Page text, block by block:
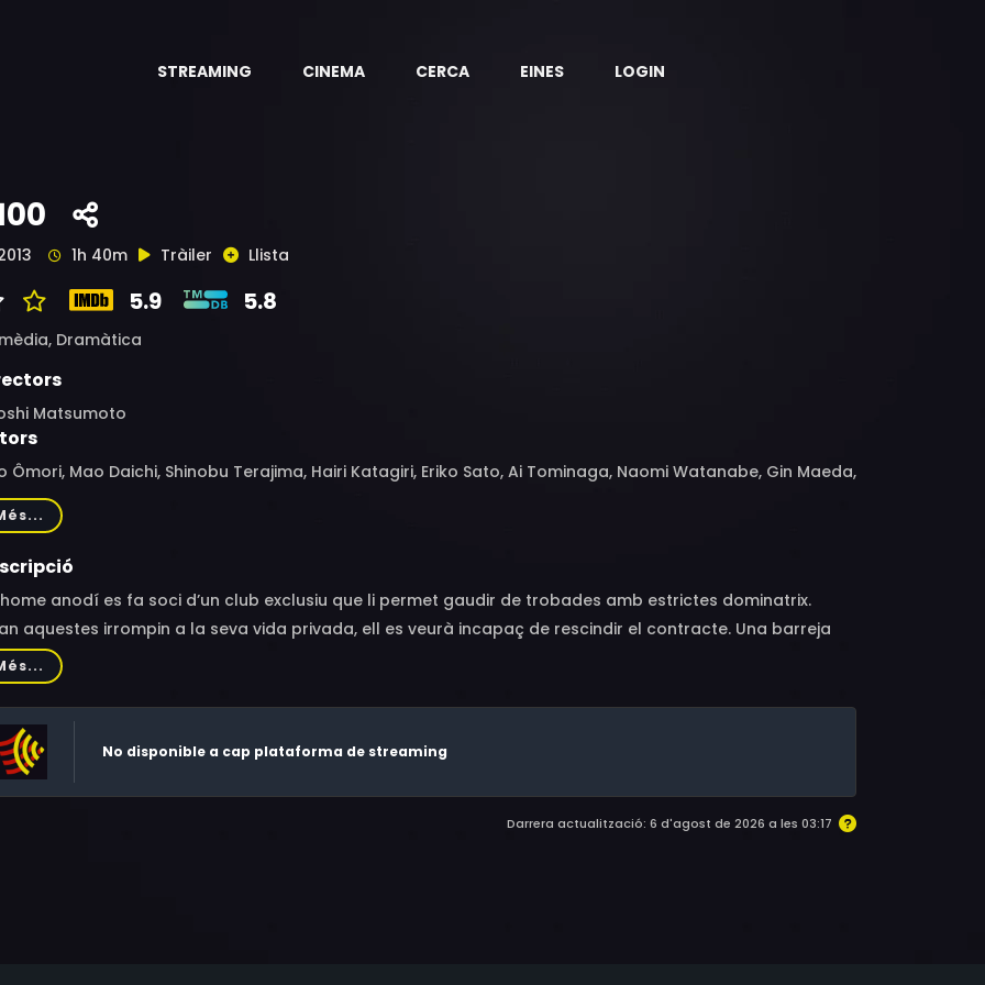
STREAMING CINEMA CERCA EINES LOGIN
1h 40m Tràiler Llista
5.9 5.8
Dramàtica
Matsumoto
Ômori, Mao Daichi, Shinobu Terajima, Hairi Katagiri, Eriko Sato, Ai Tominaga, Naomi Watanabe, Gin Maeda,
Suzuki Matsuo, Atsuro Watabe, Hitoshi Matsumoto, Haruki Nishimoto, Lindsay Kay Hayward, Mao Asô,
home anodí es fa soci d’un club exclusiu que li permet gaudir de trobades amb estrictes dominatrix.
aquestes irrompin a la seva vida privada, ell es veurà incapaç de rescindir el contracte. Una barreja
acció i humor.
No disponible a cap plataforma de streaming
Darrera actualització: 6 d'agost de 2026 a les 03:17